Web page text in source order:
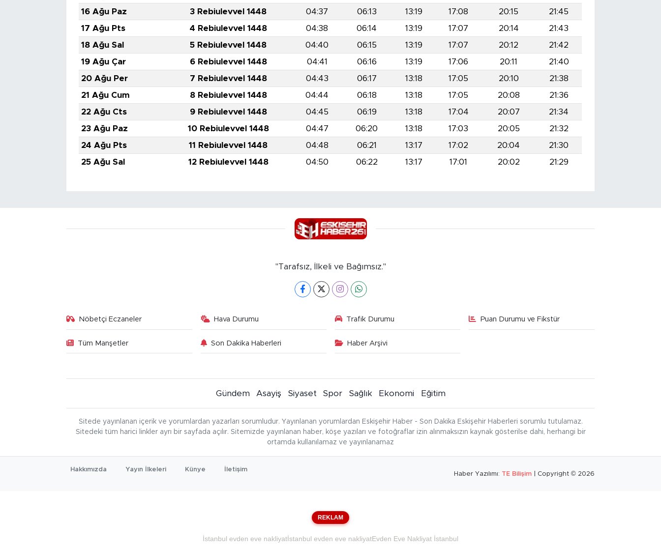
16 Ağu Paz
3 Rebiulevvel 1448 04:37 06:13 13:19 17:08 20:15
21:45
17 Ağu Pts
4 Rebiulevvel 1448 04:38 06:14 13:19 17:07 20:14
21:43
18 Ağu Sal
5 Rebiulevvel 1448 04:40 06:15 13:19 17:07 20:12
21:42
19 Ağu Çar
6 Rebiulevvel 1448 04:41 06:16 13:19 17:06 20:11
21:40
20 Ağu Per
7 Rebiulevvel 1448 04:43 06:17 13:18 17:05 20:10
21:38
21 Ağu Cum
8 Rebiulevvel 1448 04:44 06:18 13:18 17:05 20:08
21:36
22 Ağu Cts
9 Rebiulevvel 1448 04:45 06:19 13:18 17:04 20:07
21:34
23 Ağu Paz
10 Rebiulevvel 1448 04:47 06:20 13:18 17:03 20:05
21:32
24 Ağu Pts
11 Rebiulevvel 1448 04:48 06:21 13:17 17:02 20:04
21:30
25 Ağu Sal
12 Rebiulevvel 1448 04:50 06:22 13:17 17:01 20:02 21:29
"Tarafsız, İlkeli ve Bağımsız."
Nöbetçi Eczaneler Hava Durumu Trafik Durumu Puan Durumu ve Fikstür
Tüm Manşetler Son Dakika Haberleri Haber Arşivi
Gündem Asayiş Siyaset Spor Sağlık Ekonomi Eğitim
Sitede yayınlanan içerik ve yorumlardan yazarları sorumludur. Yayınlanan yorumlardan Eskişehir Haber - Son Dakika Eskişehir Haberleri sorumlu tutulamaz.
Sitedeki tüm harici linkler ayrı bir sayfada açılır. Sitemizde yayınlanan haber, köşe yazıları ve fotoğraflar izin alınmaksızın kaynak gösterilse dahi, herhangi bir
ortamda kullanılamaz ve yayınlanamaz
Hakkımızda Yayın İlkeleri Künye İletişim
Haber Yazılımı: TE Bilişim | Copyright © 2026
REKLAM
İstanbul evden eve nakliyatİstanbul evden eve nakliyatEvden Eve Nakliyat İstanbul